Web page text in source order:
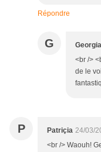
Répondre
G
<br />
de le
P Patriçia 24/03/
<br /> Waouh!